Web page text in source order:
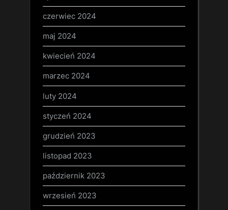
czerwiec 2024
maj 2024
kwiecień 2024
marzec 2024
luty 2024
styczeń 2024
grudzień 2023
listopad 2023
październik 2023
wrzesień 2023